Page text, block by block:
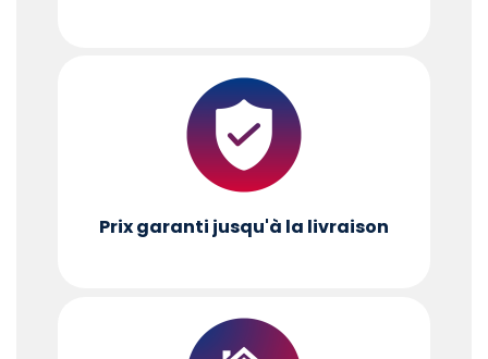
Prix garanti jusqu'à la livraison